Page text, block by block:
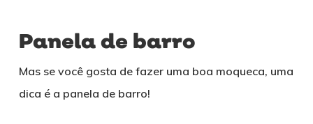
Panela de barro
Mas se você gosta de fazer uma boa moqueca, uma
dica é a panela de barro!